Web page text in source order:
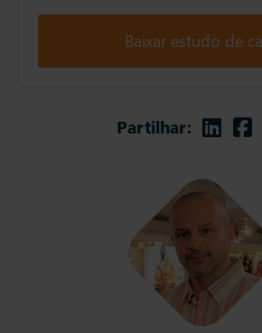
Baixar estudo de
Partilhar: